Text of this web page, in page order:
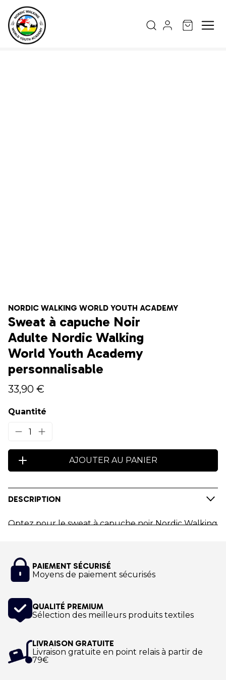
NORDIC WALKING WORLD YOUTH ACADEMY
Sweat à capuche Noir
Adulte Nordic Walking
World Youth Academy
personnalisable
33,90 €
Quantité
1
AJOUTER AU PANIER
DESCRIPTION
Optez pour le sweat à capuche noir Nordic Walking
Personnalisez le Sweat à capuche aux couleurs du
Club Nordic Walking World Youth Academy !
PAIEMENT SÉCURISÉ
Moyens de paiement sécurisés
QUALITÉ PREMIUM
Sélection des meilleurs produits textiles
LIVRAISON GRATUITE
Livraison gratuite en point relais à partir de
79€